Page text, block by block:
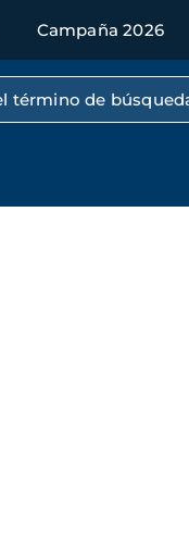
Campaña 2026
por texto completo